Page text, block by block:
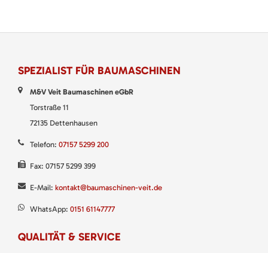
SPEZIALIST FÜR BAUMASCHINEN
M&V Veit Baumaschinen eGbR
Torstraße 11
72135 Dettenhausen
Telefon: 07157 5299 200
Fax: 07157 5299 399
E-Mail: kontakt@baumaschinen-veit.de
WhatsApp: 0151 61147777
QUALITÄT & SERVICE